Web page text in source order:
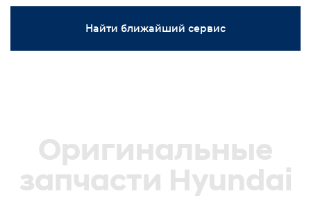
Найти ближайший сервис
Оригинальные
запчасти Hyundai